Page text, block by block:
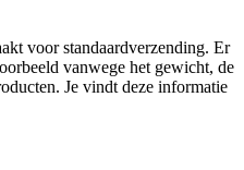
voor standaardverzending. Er
vanwege het gewicht, de
Je vindt deze informatie